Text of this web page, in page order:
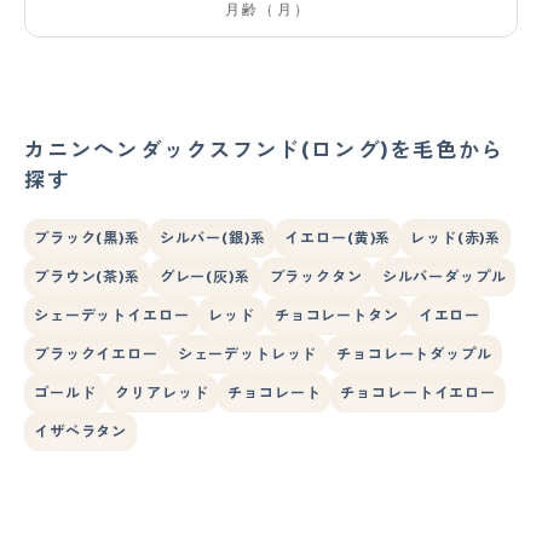
カニンヘンダックスフンド(ロング)を毛色から
探す
ブラック(黒)系 シルバー(銀)系 イエロー(黄)系 レッド(赤)系
ブラウン(茶)系 グレー(灰)系 ブラックタン シルバーダップル
シェーデットイエロー レッド チョコレートタン イエロー
ブラックイエロー シェーデットレッド チョコレートダップル
ゴールド クリアレッド チョコレート チョコレートイエロー
イザベラタン